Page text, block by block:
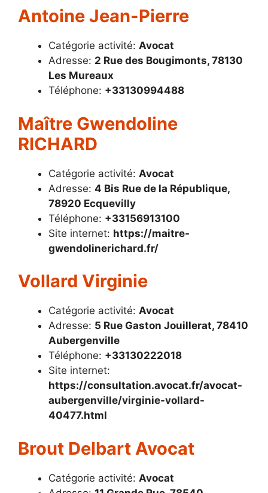
Antoine Jean-Pierre
Catégorie activité: Avocat
Adresse: 2 Rue des Bougimonts, 78130
Les Mureaux
Téléphone: +33130994488
Maître Gwendoline
RICHARD
Catégorie activité: Avocat
Adresse: 4 Bis Rue de la République,
78920 Ecquevilly
Téléphone: +33156913100
Site internet: https://maitre-
gwendolinerichard.fr/
Vollard Virginie
Catégorie activité: Avocat
Adresse: 5 Rue Gaston Jouillerat, 78410
Aubergenville
Téléphone: +33130222018
Site internet:
https://consultation.avocat.fr/avocat-
aubergenville/virginie-vollard-
40477.html
Brout Delbart Avocat
Catégorie activité: Avocat